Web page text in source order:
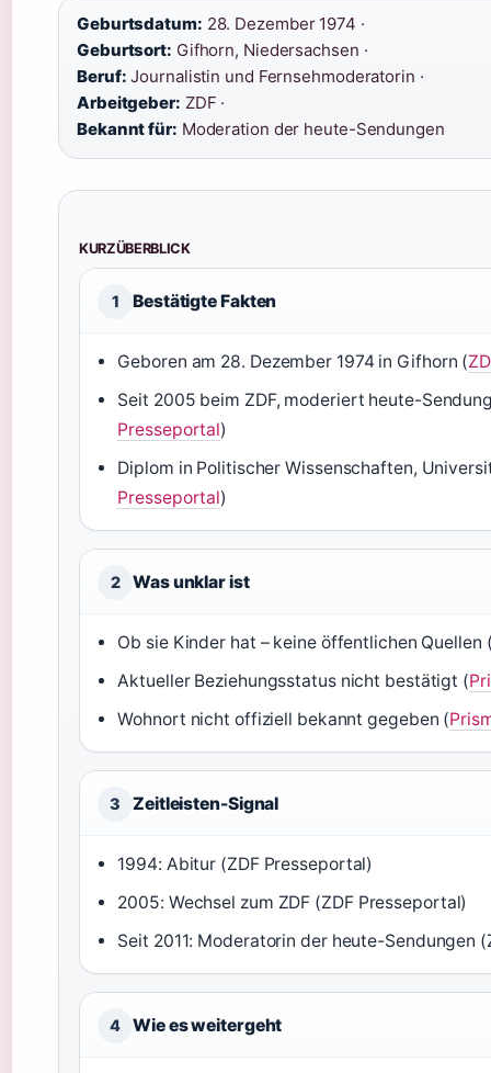
Geburtsdatum: 28. Dezember 1974 ·
Geburtsort: Gifhorn, Niedersachsen ·
Beruf: Journalistin und Fernsehmoderatorin ·
Arbeitgeber: ZDF ·
Bekannt für: Moderation der heute-Sendungen
KURZÜBERBLICK
1 Bestätigte Fakten
Geboren am 28. Dezember 1974 in Gifhorn (
Seit 2005 beim ZDF, moderiert heute-
Presseportal)
Diplom in Politischer Wissenschaften,
Presseportal)
2 Was unklar ist
Ob sie Kinder hat – keine öffentlichen Quellen
Aktueller Beziehungsstatus nicht bestätigt (
Wohnort nicht offiziell bekannt gegeben (
3 Zeitleisten-Signal
1994: Abitur (ZDF Presseportal)
2005: Wechsel zum ZDF (ZDF Presseportal)
Seit 2011: Moderatorin der heute-Sendungen
4 Wie es weitergeht